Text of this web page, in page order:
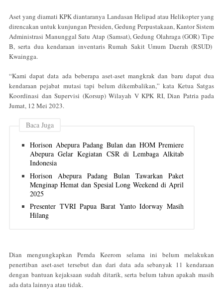
Aset yang diamati KPK diantaranya Landasan Helipad atau Helikopter yang
direncakan untuk kunjungan Presiden, Gedung Perpustakaan, Kantor Sistem
Administrasi Manunggal Satu Atap (Samsat), Gedung Olahraga (GOR) Tipe
B, serta dua kendaraan inventaris Rumah Sakit Umum Daerah (RSUD)
Kwaingga.
“Kami dapat data ada beberapa aset-aset mangkrak dan baru dapat dua
kendaraan pejabat mutasi tapi belum dikembalikan,” kata Ketua Satgas
Koordinasi dan Supervisi (Korsup) Wilayah V KPK RI, Dian Patria pada
Jumat, 12 Mei 2023.
Baca Juga
Horison Abepura Padang Bulan dan HOM Premiere
Abepura Gelar Kegiatan CSR di Lembaga Alkitab
Indonesia
Horison Abepura Padang Bulan Tawarkan Paket
Menginap Hemat dan Spesial Long Weekend di April
2025
Presenter TVRI Papua Barat Yanto Idorway Masih
Hilang
Dian mengungkapkan Pemda Keerom selama ini belum melakukan
penertiban aset-aset tersebut dan dari data ada sebanyak 11 kendaraan
dengan bantuan kejaksaan sudah ditarik, serta belum tahun apakah masih
ada data lainnya atau tidak.